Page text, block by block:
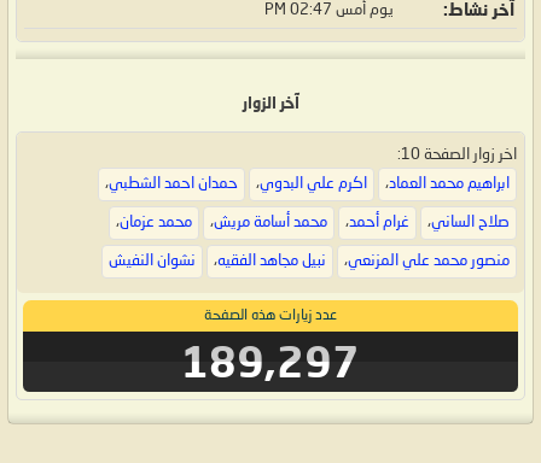
آخر نشاط يوم أمس 02:47 PM
آخر الزوار
اخر زوار الصفحة 10:
ابراهيم محمد العماد، اكرم علي البدوي، حمدان احمد الشطبي،
صلاح الساني، غرام أحمد، محمد أسامة مريش، محمد عزمان،
منصور محمد علي المزنعي، نبيل مجاهد الفقيه، نشوان النفيش
عدد زيارات هذه الصفحة
189,297